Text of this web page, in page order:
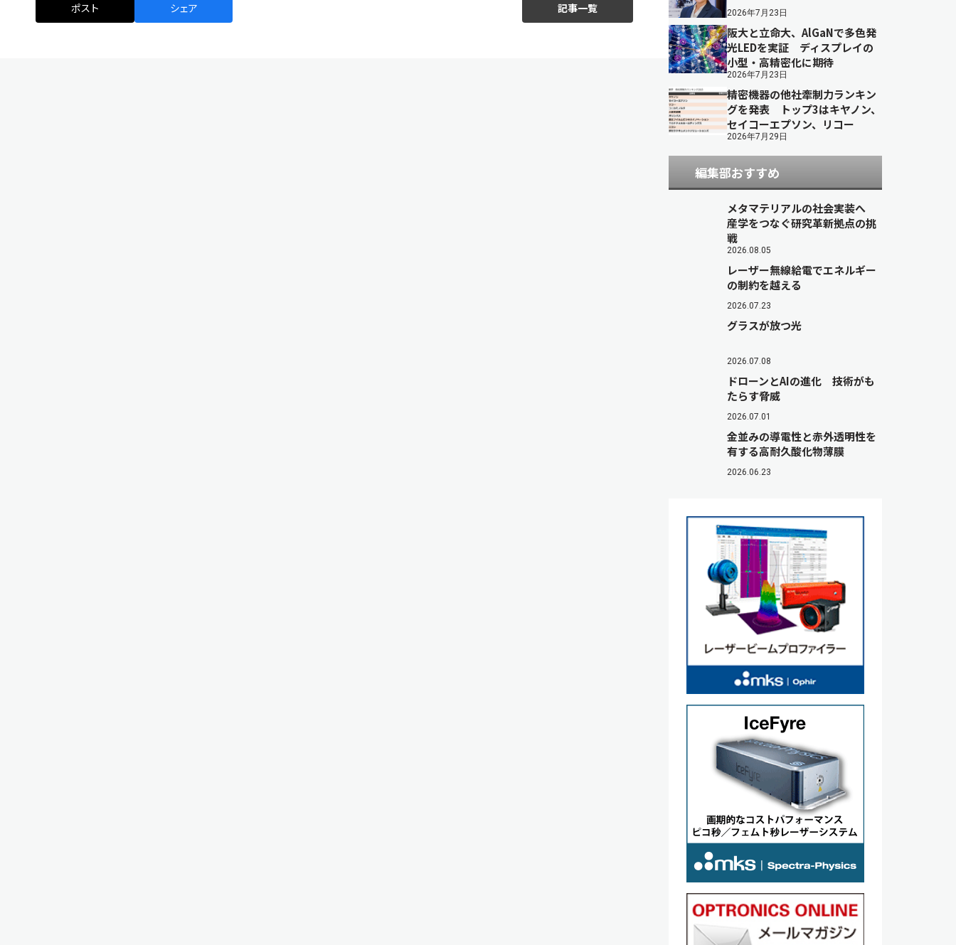
ポスト シェア 記事一覧 2026年7月23日
阪大と立命大、AlGaNで多色発
光LEDを実証 ディスプレイの
小型・高精密化に期待
2026年7月23日
精密機器の他社牽制力ランキン
グを発表 トップ3はキヤノン、
セイコーエプソン、リコー
2026年7月29日
編集部おすすめ
メタマテリアルの社会実装へ
産学をつなぐ研究革新拠点の挑
戦
2026.08.05
レーザー無線給電でエネルギー
の制約を越える
2026.07.23
グラスが放つ光
2026.07.08
ドローンとAIの進化 技術がも
たらす脅威
2026.07.01
金並みの導電性と赤外透明性を
有する高耐久酸化物薄膜
2026.06.23